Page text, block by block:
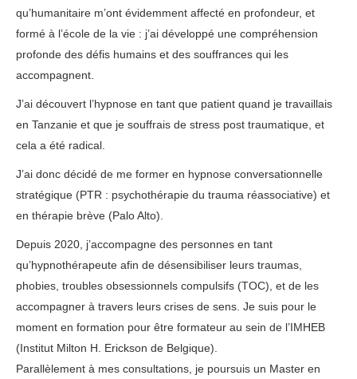
qu’humanitaire m’ont évidemment affecté en profondeur, et
formé à l’école de la vie : j’ai développé une compréhension
profonde des défis humains et des souffrances qui les
accompagnent.
J’ai découvert l’hypnose en tant que patient quand je travaillais
en Tanzanie et que je souffrais de stress post traumatique, et
cela a été radical.
J’ai donc décidé de me former en hypnose conversationnelle
stratégique (PTR : psychothérapie du trauma réassociative) et
en thérapie brève (Palo Alto).
Depuis 2020, j’accompagne des personnes en tant
qu’hypnothérapeute afin de désensibiliser leurs traumas,
phobies, troubles obsessionnels compulsifs (TOC), et de les
accompagner à travers leurs crises de sens. Je suis pour le
moment en formation pour être formateur au sein de l’IMHEB
(Institut Milton H. Erickson de Belgique).
Parallèlement à mes consultations, je poursuis un Master en